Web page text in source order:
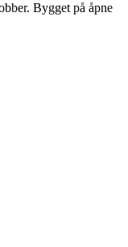
Bygget på åpne